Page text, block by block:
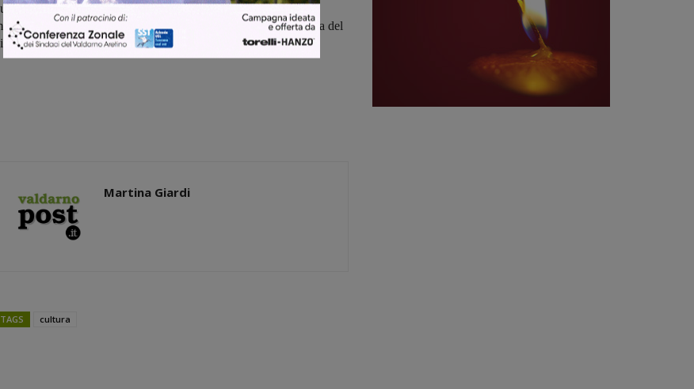
della musica stessa. Un messaggio potente e attuale,
portato alla luce da Dario Fedele, ideatore e regista del
nonché tastierista della band.
Martina Giardi
TAGS cultura